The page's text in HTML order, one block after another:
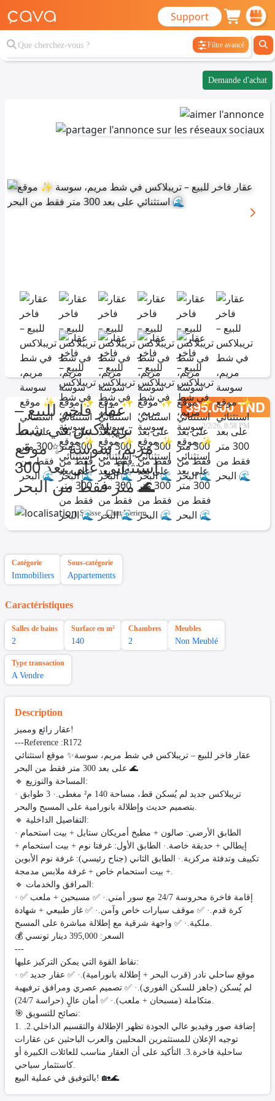
Support
Filtre avancé
Demande d'achat
عقار فاخر للبيع –
تريبلاكس في شط
مريم، سوسة ✨ موقع
استثنائي على بعد 300
متر فقط من البحر 🌊
395.000 TND
2/2/26, 8:58 PM
Sousse ,Chatt Meriem
Catégorie
Immobiliers
Sous-catégorie
Appartements
Caractéristiques
Salles de bains
2
Surface en m²
140
Chambres
2
Meubles
Non Meublé
Type transaction
A Vendre
Description
عقار رائع ومميز!
---Reference :R172
عقار فاخر للبيع – تريبلاكس في شط مريم، سوسة✨ موقع استثنائي
على بعد 300 متر فقط من البحر 🌊
🔹 المساحة والتوزيع:
· تريبلاكس جديد لم يُسكن قط، مساحة 140 م² مغطى.· 3 طوابق
🔹 التفاصيل الداخلية:
· الطابق الأرضي: صالون + مطبخ أمريكان ستايل + بيت استحمام
إيطالي + حديقة خاصة.· الطابق الأول: غرفتا نوم + بيت استحمام +
تكييف وتدفئة مركزية.· الطابق الثاني (جناح رئيسي): غرفة نوم الأبوين
🔹 المرافق والخدمات:
· ✅ إقامة فاخرة محروسة 24/7 مع سور أمني.· ✅ مسبحين + ملعب
كرة قدم.· ✅ موقف سيارات خاص وآمن.· ✅ غاز طبيعي + شهادة
💰 السعر: 395,000 دينار تونسي
---
نقاط القوة التي يمكن التركيز عليها:
· ✅ موقع ساحلي نادر (قرب البحر + إطلالة بانورامية).· ✅ عقار جديد
لم يُسكن (جاهز للسكن الفوري).· ✅ تصميم عصري ومرافق ترفيهية
🎯 نصائح للتسويق:
1. إضافة صور وفيديو عالي الجودة تظهر الإطلالة والتقسيم الداخلي.2.
توجيه الإعلان للمستثمرين المحليين والعرب الباحثين عن عقارات
ساحلية فاخرة.3. التأكيد على أن العقار مناسب للعائلات الكبيرة أو
بالتوفيق في عملية البيع! 🏡🌊